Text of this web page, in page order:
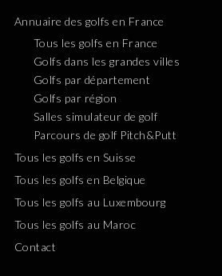
Annuaire des golfs en France
Tous les golfs en France
Golfs dans les grandes villes
Golfs par département
Golfs par région
Salles simulateur de golf
Parcours de golf Pitch&Putt
Tous les golfs en Suisse
Tous les golfs en Belgique
Tous les golfs au Luxembourg
Tous les golfs au Maroc
Contact